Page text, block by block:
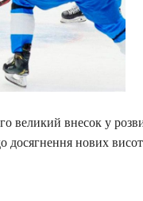
великий внесок у
досягнення нових